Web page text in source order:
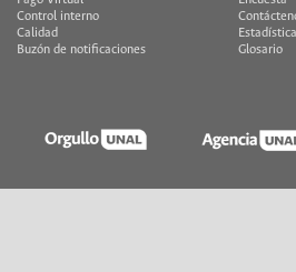
Control interno
Calidad
Buzón de notificaciones
Glosario